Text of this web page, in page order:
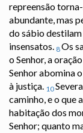
repreensão
abundante, mas
do sábio destilam
insensatos. 8Os
o Senhor, a
Senhor abomina
à justiça. 10
caminho, e o que
habitação dos
Senhor; quanto